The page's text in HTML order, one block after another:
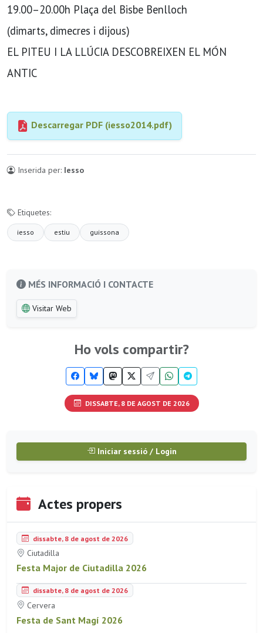
19.00–20.00h Plaça del Bisbe Benlloch
(dimarts, dimecres i dijous)
EL PITEU I LA LLÚCIA DESCOBREIXEN EL MÓN
ANTIC
Descarregar PDF (iesso2014.pdf)
Inserida per: Iesso
Etiquetes:
iesso estiu guissona
MÉS INFORMACIÓ I CONTACTE
Visitar Web
Ho vols compartir?
DISSABTE, 8 DE AGOST DE 2026
Iniciar sessió / Login
Actes propers
dissabte, 8 de agost de 2026
Ciutadilla
Festa Major de Ciutadilla 2026
dissabte, 8 de agost de 2026
Cervera
Festa de Sant Magí 2026